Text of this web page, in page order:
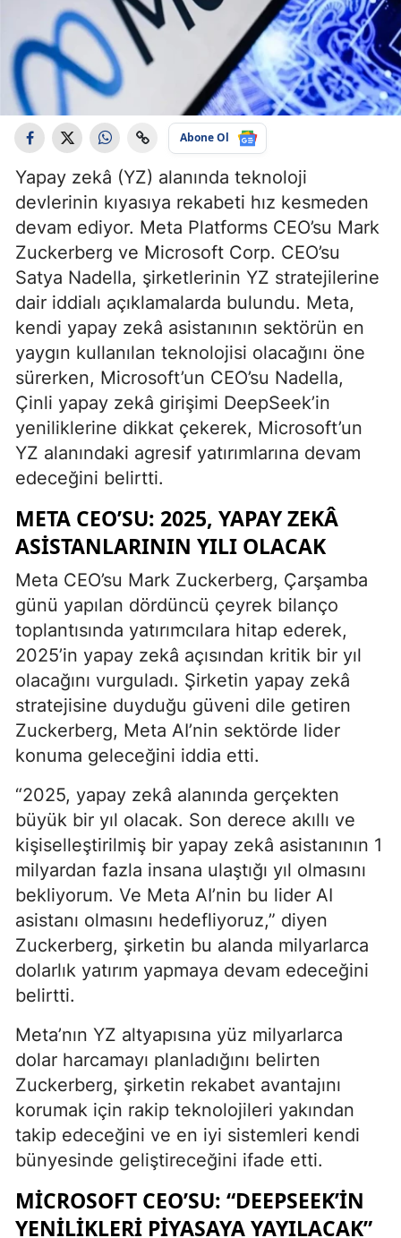
Abone Ol
Yapay zekâ (YZ) alanında teknoloji
devlerinin kıyasıya rekabeti hız kesmeden
devam ediyor. Meta Platforms CEO’su Mark
Zuckerberg ve Microsoft Corp. CEO’su
Satya Nadella, şirketlerinin YZ stratejilerine
dair iddialı açıklamalarda bulundu. Meta,
kendi yapay zekâ asistanının sektörün en
yaygın kullanılan teknolojisi olacağını öne
sürerken, Microsoft’un CEO’su Nadella,
Çinli yapay zekâ girişimi DeepSeek’in
yeniliklerine dikkat çekerek, Microsoft’un
YZ alanındaki agresif yatırımlarına devam
edeceğini belirtti.
META CEO’SU: 2025, YAPAY ZEKÂ
ASISTANLARININ YILI OLACAK
Meta CEO’su Mark Zuckerberg, Çarşamba
günü yapılan dördüncü çeyrek bilanço
toplantısında yatırımcılara hitap ederek,
2025’in yapay zekâ açısından kritik bir yıl
olacağını vurguladı. Şirketin yapay zekâ
stratejisine duyduğu güveni dile getiren
Zuckerberg, Meta AI’nin sektörde lider
konuma geleceğini iddia etti.
“2025, yapay zekâ alanında gerçekten
büyük bir yıl olacak. Son derece akıllı ve
kişiselleştirilmiş bir yapay zekâ asistanının 1
milyardan fazla insana ulaştığı yıl olmasını
bekliyorum. Ve Meta AI’nin bu lider AI
asistanı olmasını hedefliyoruz,” diyen
Zuckerberg, şirketin bu alanda milyarlarca
dolarlık yatırım yapmaya devam edeceğini
belirtti.
Meta’nın YZ altyapısına yüz milyarlarca
dolar harcamayı planladığını belirten
Zuckerberg, şirketin rekabet avantajını
korumak için rakip teknolojileri yakından
takip edeceğini ve en iyi sistemleri kendi
bünyesinde geliştireceğini ifade etti.
MICROSOFT CEO’SU: “DEEPSEEK’IN
YENILIKLERI PIYASAYA YAYILACAK”